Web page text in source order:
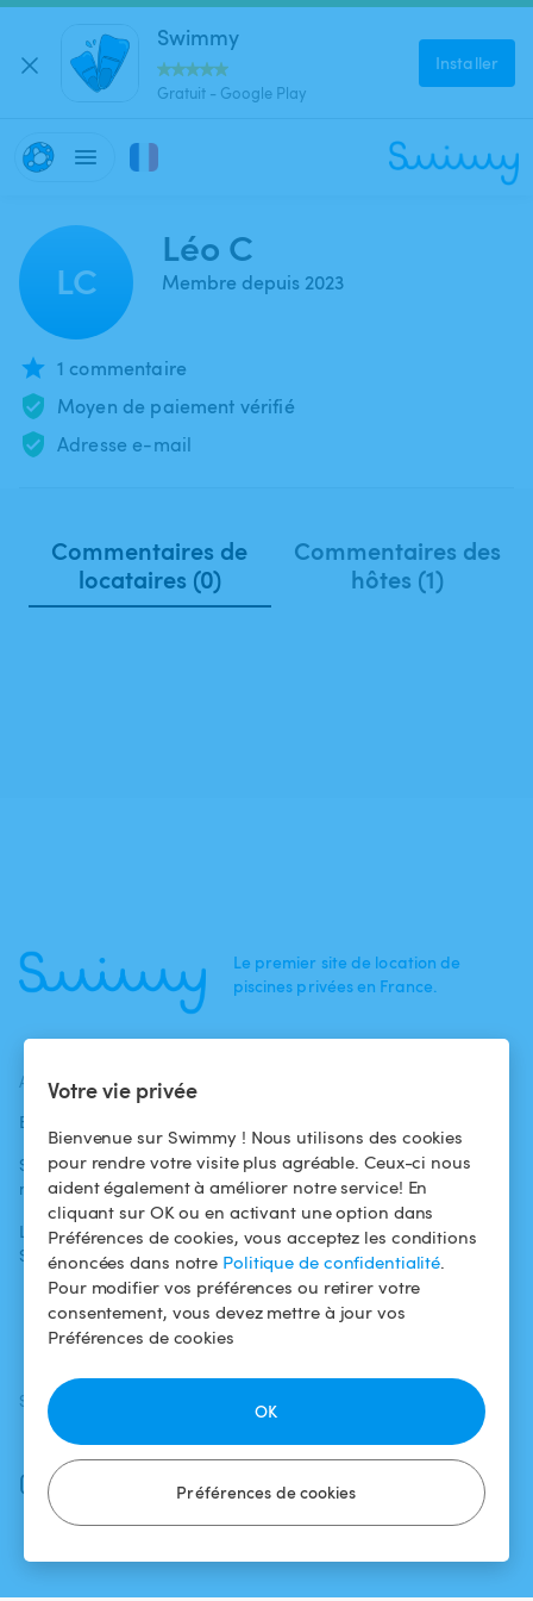
Votre vie privée
Bienvenue sur Swimmy ! Nous utilisons des cookies
pour rendre votre visite plus agréable. Ceux-ci nous
aident également à améliorer notre service! En
cliquant sur OK ou en activant une option dans
Préférences de cookies, vous acceptez les conditions
énoncées dans notre Politique de confidentialité.
Pour modifier vos préférences ou retirer votre
consentement, vous devez mettre à jour vos
Préférences de cookies
Préférences de cookies
OK
Swimmy
Gratuit - Google Play
Installer
LC
Léo C
Membre depuis 2023
1 commentaire
Moyen de paiement vérifié
Adresse e-mail
Commentaires de
locataires (0)
Commentaires des
hôtes (1)
Le premier site de location de
piscines privées en France.
ACTUALITÉS
Blog
Swimmy dans les
médias
L'aventure
Swimmy
baigneurs
Pour les
propriétaires
Louer ma piscine
Comment ça
marche ?
Conditions
d'utilisation
Politique de
confidentialité
Mentions légales
SUIVEZ-NOUS
Facebook
Instagram